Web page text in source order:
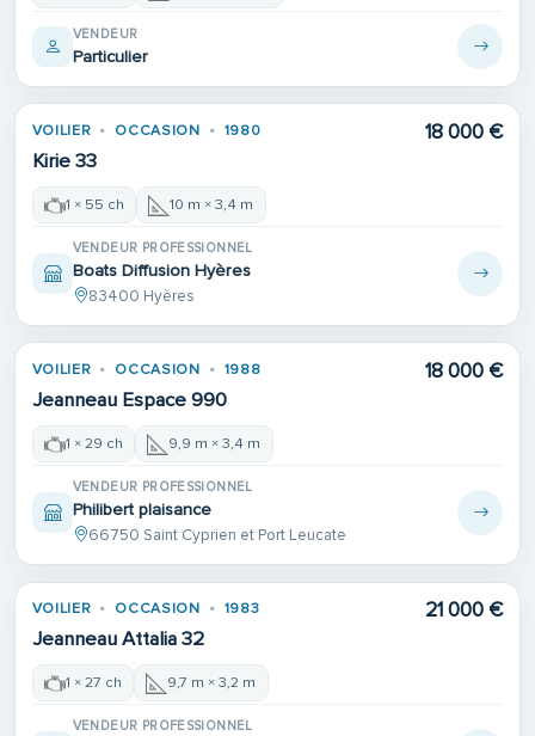
VENDEUR
Particulier
VOILIER OCCASION 1980
Kirie 33
18 000 €
1 × 55 ch 10 m × 3,4 m
VENDEUR PROFESSIONNEL
Boats Diffusion Hyères
83400 Hyères
VOILIER OCCASION 1988
Jeanneau Espace 990
18 000 €
1 × 29 ch 9,9 m × 3,4 m
VENDEUR PROFESSIONNEL
Philibert plaisance
66750 Saint Cyprien et Port Leucate
VOILIER OCCASION 1983
Jeanneau Attalia 32
21 000 €
1 × 27 ch 9,7 m × 3,2 m
VENDEUR PROFESSIONNEL